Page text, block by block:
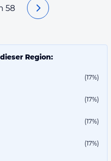
58
Region:
(17%)
(17%)
(17%)
(17%)